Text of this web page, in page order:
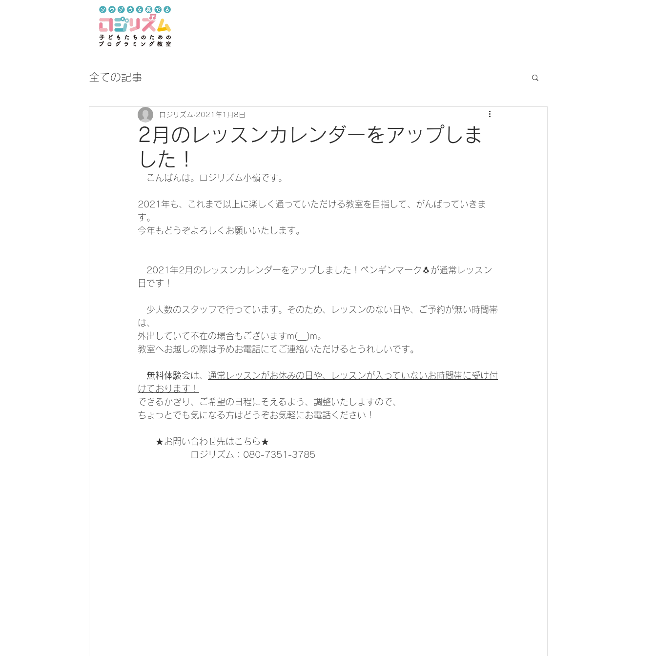
全ての記事
2月のレッスンカレンダーをアップしま
した！
ロジリズム 2021年1月8日
こんばんは。ロジリズム小嶺です。
2021年も、これまで以上に楽しく通っていただける教室を目指して、がんばっていきま
す。
今年もどうぞよろしくお願いいたします。
2021年2月のレッスンカレンダーをアップしました！ペンギンマーク🐧が通常レッスン
日です！
少人数のスタッフで行っています。そのため、レッスンのない日や、ご予約が無い時間帯
は、
外出していて不在の場合もございますm(__)m。
教室へお越しの際は予めお電話にてご連絡いただけるとうれしいです。
無料体験会は、 通常レッスンがお休みの日や、レッスンが入っていないお時間帯に受け付
けております！
できるかぎり、ご希望の日程にそえるよう、調整いたしますので、
ちょっとでも気になる方はどうぞお気軽にお電話ください！
★お問い合わせ先はこちら★
ロジリズム：080-7351-3785